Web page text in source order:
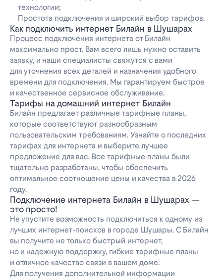
технологии;
Простота подключения и широкий выбор тарифов.
Как подключить интернет Билайн в Шушарах
Процесс подключения интернета от Билайн
максимально прост. Вам всего лишь нужно оставить
заявку, и наши специалисты свяжутся с вами
для уточнения всех деталей и назначения удобного
времени для подключения. Мы гарантируем быстрое
и качественное сервисное обслуживание.
Тарифы на домашний интернет Билайн
Билайн предлагает различные тарифные планы,
которые соответствуют разнообразным
пользовательским требованиям. Узнайте о последних
тарифах для интернета и выберите лучшее
предложение для вас. Все тарифные планы были
тщательно разработаны, чтобы обеспечить
оптимальное соотношение цены и качества в 2026
году.
Подключение интернета Билайн в Шушарах —
это просто!
Не упустите возможность подключиться к одному из
лучших интернет-поисков в городе Шушары. С Билайн
вы получите не только быстрый интернет,
но и надежную поддержку, гибкие тарифные планы
и отличное качество связи в вашем доме.
Для получения дополнительной информации